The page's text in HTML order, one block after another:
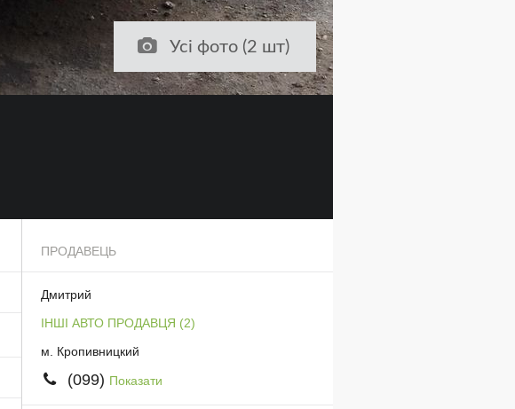
Усі фото (2 шт)
ПРОДАВЕЦЬ
Дмитрий
ІНШІ АВТО ПРОДАВЦЯ (2)
м. Кропивницкий
(099) Показати